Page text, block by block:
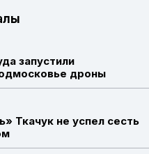
запустили
дроны
Ткачук не успел сесть